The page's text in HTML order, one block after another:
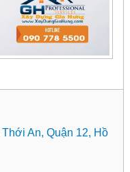
Thới An, Quận 12, Hồ